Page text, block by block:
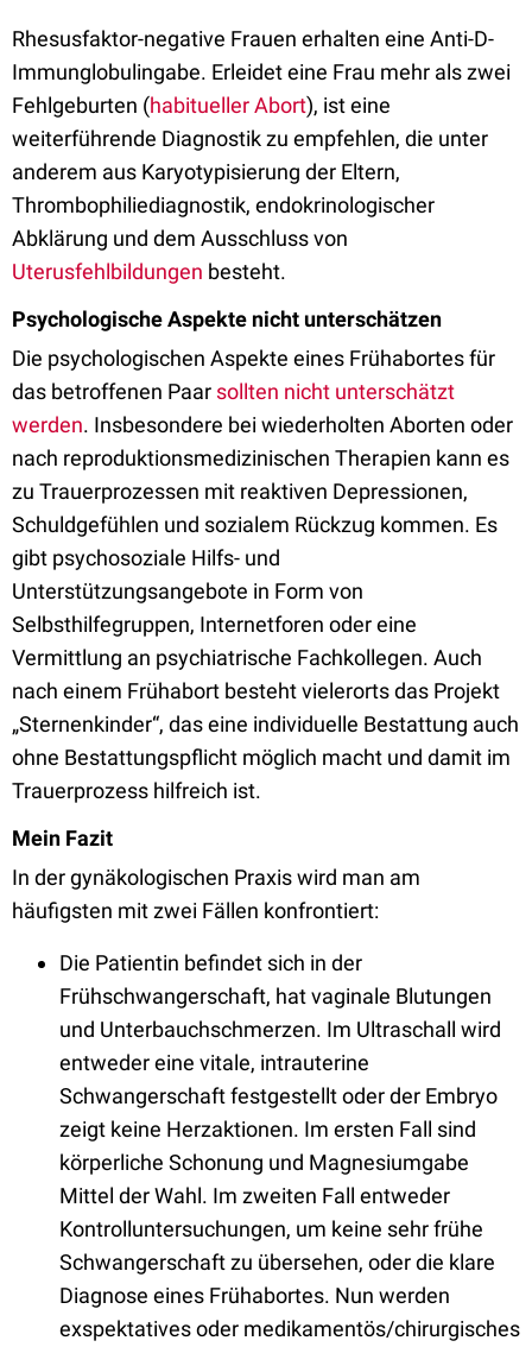
Rhesusfaktor-negative Frauen erhalten eine Anti-D-
Immunglobulingabe. Erleidet eine Frau mehr als zwei
Fehlgeburten (habitueller Abort), ist eine
weiterführende Diagnostik zu empfehlen, die unter
anderem aus Karyotypisierung der Eltern,
Thrombophiliediagnostik, endokrinologischer
Abklärung und dem Ausschluss von
Uterusfehlbildungen besteht.
Psychologische Aspekte nicht unterschätzen
Die psychologischen Aspekte eines Frühabortes für
das betroffenen Paar sollten nicht unterschätzt
werden. Insbesondere bei wiederholten Aborten oder
nach reproduktionsmedizinischen Therapien kann es
zu Trauerprozessen mit reaktiven Depressionen,
Schuldgefühlen und sozialem Rückzug kommen. Es
gibt psychosoziale Hilfs- und
Unterstützungsangebote in Form von
Selbsthilfegruppen, Internetforen oder eine
Vermittlung an psychiatrische Fachkollegen. Auch
nach einem Frühabort besteht vielerorts das Projekt
„Sternenkinder“, das eine individuelle Bestattung auch
ohne Bestattungspflicht möglich macht und damit im
Trauerprozess hilfreich ist.
Mein Fazit
In der gynäkologischen Praxis wird man am
häufigsten mit zwei Fällen konfrontiert:
Die Patientin befindet sich in der
Frühschwangerschaft, hat vaginale Blutungen
und Unterbauchschmerzen. Im Ultraschall wird
entweder eine vitale, intrauterine
Schwangerschaft festgestellt oder der Embryo
zeigt keine Herzaktionen. Im ersten Fall sind
körperliche Schonung und Magnesiumgabe
Mittel der Wahl. Im zweiten Fall entweder
Kontrolluntersuchungen, um keine sehr frühe
Schwangerschaft zu übersehen, oder die klare
Diagnose eines Frühabortes. Nun werden
exspektatives oder medikamentös/chirurgisches